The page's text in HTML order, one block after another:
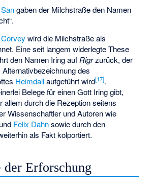
Sangaben der Milchstraße den Namen
wird die Milchstraße als
Eine seit langem widerlegte These
den Namen Iring auf Rigrzurück, der
Alternativbezeichnung des
Heimdallaufgeführt wird[17].
Belege für einen Gott Iring gibt,
allem durch die Rezeption seitens
Wissenschaftler und Autoren wie
und Felix Dahnsowie durch den
als Fakt kolportiert.
der Erforschung